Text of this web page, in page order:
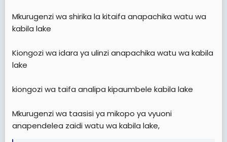
Mkurugenzi wa shirika la kitaifa anapachika watu wa
kabila lake
Kiongozi wa idara ya ulinzi anapachika watu wa kabila
lake
kiongozi wa taifa analipa kipaumbele kabila lake
Mkurugenzi wa taasisi ya mikopo ya vyuoni
anapendelea zaidi watu wa kabila lake,